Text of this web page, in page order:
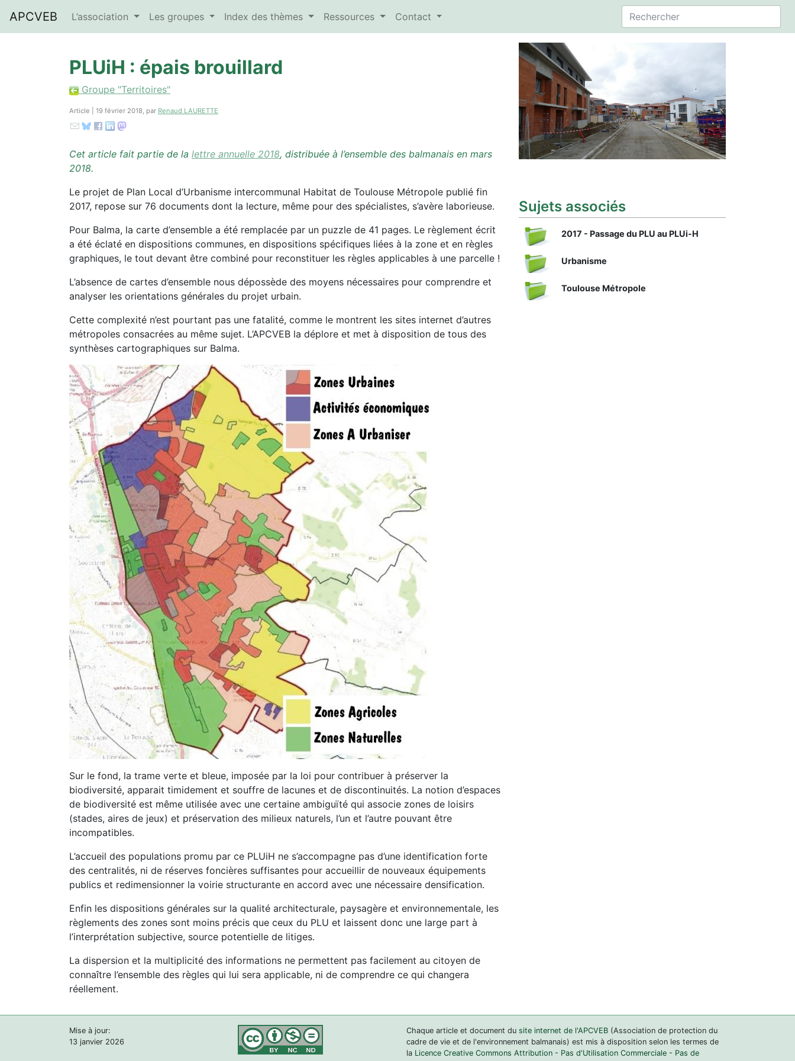
APCVEB L’association Les groupes Index des thèmes Ressources Contact
PLUiH : épais brouillard
Groupe "Territoires"
Article | 19 février 2018, par Renaud LAURETTE
Cet article fait partie de la lettre annuelle 2018, distribuée à l’ensemble des balmanais en mars
2018.
Le projet de Plan Local d’Urbanisme intercommunal Habitat de Toulouse Métropole publié fin
2017, repose sur 76 documents dont la lecture, même pour des spécialistes, s’avère laborieuse.
Pour Balma, la carte d’ensemble a été remplacée par un puzzle de 41 pages. Le règlement écrit
a été éclaté en dispositions communes, en dispositions spécifiques liées à la zone et en règles
graphiques, le tout devant être combiné pour reconstituer les règles applicables à une parcelle !
L’absence de cartes d’ensemble nous dépossède des moyens nécessaires pour comprendre et
analyser les orientations générales du projet urbain.
Cette complexité n’est pourtant pas une fatalité, comme le montrent les sites internet d’autres
métropoles consacrées au même sujet. L’APCVEB la déplore et met à disposition de tous des
synthèses cartographiques sur Balma.
Sur le fond, la trame verte et bleue, imposée par la loi pour contribuer à préserver la
biodiversité, apparait timidement et souffre de lacunes et de discontinuités. La notion d’espaces
de biodiversité est même utilisée avec une certaine ambiguïté qui associe zones de loisirs
(stades, aires de jeux) et préservation des milieux naturels, l’un et l’autre pouvant être
incompatibles.
L’accueil des populations promu par ce PLUiH ne s’accompagne pas d’une identification forte
des centralités, ni de réserves foncières suffisantes pour accueillir de nouveaux équipements
publics et redimensionner la voirie structurante en accord avec une nécessaire densification.
Enfin les dispositions générales sur la qualité architecturale, paysagère et environnementale, les
règlements des zones sont moins précis que ceux du PLU et laissent donc une large part à
l’interprétation subjective, source potentielle de litiges.
La dispersion et la multiplicité des informations ne permettent pas facilement au citoyen de
connaître l’ensemble des règles qui lui sera applicable, ni de comprendre ce qui changera
réellement.
Sujets associés
2017 - Passage du PLU au PLUi-H
Urbanisme
Toulouse Métropole
Mise à jour:
13 janvier 2026
Chaque article et document du site internet de l'APCVEB (Association de protection du
cadre de vie et de l'environnement balmanais) est mis à disposition selon les termes de
la Licence Creative Commons Attribution - Pas d'Utilisation Commerciale - Pas de